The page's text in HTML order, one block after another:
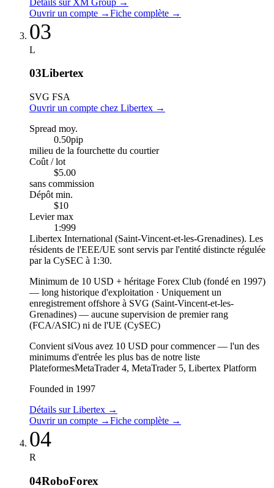
Ouvrir un compte →Fiche complète →
03
L
03Libertex
SVG FSA
Ouvrir un compte chez Libertex →
Spread moy.
0.50pip
milieu de la fourchette du courtier
Coût / lot
$5.00
sans commission
Dépôt min.
$10
Levier max
1:999
Libertex International (Saint-Vincent-et-les-Grenadines). Les
résidents de l'EEE/UE sont servis par l'entité distincte régulée
par la CySEC à 1:30.
Minimum de 10 USD + héritage Forex Club (fondé en 1997)
— long historique d'exploitation · Uniquement un
enregistrement offshore à SVG (Saint-Vincent-et-les-
Grenadines) — aucune supervision de premier rang
(FCA/ASIC) ni de l'UE (CySEC)
Convient siVous avez 10 USD pour commencer — l'un des
minimums d'entrée les plus bas de notre liste
PlateformesMetaTrader 4, MetaTrader 5, Libertex Platform
Founded in 1997
Détails sur Libertex →
Ouvrir un compte →Fiche complète →
04
R
04RoboForex